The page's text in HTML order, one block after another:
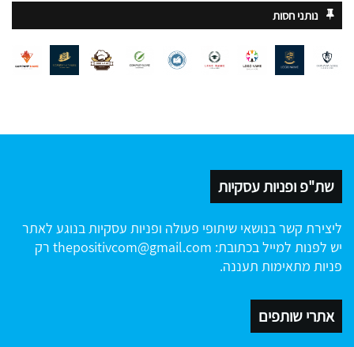
נותני חסות
שת"פ ופניות עסקיות
ליצירת קשר בנושאי שיתופי פעולה ופניות עסקיות בנוגע לאתר
יש לפנות למייל בכתובת: thepositivcom@gmail.com רק
פניות מתאימות תעננה.
אתרי שותפים